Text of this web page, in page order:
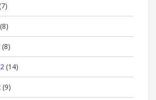
(8)
(8)
(14)
(9)